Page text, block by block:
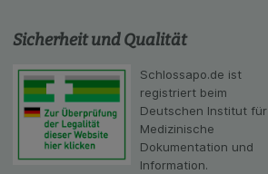
Sicherheit und Qualität
Schlossapo.de ist
registriert beim
Deutschen Institut für
Medizinische
Dokumentation und
Information.